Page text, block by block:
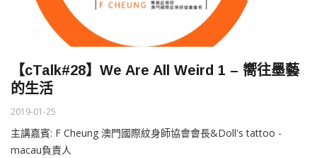
【cTalk#28】We Are All Weird 1 – 嚮往墨藝
的生活
2019-01-25
主講嘉賓: F Cheung 澳門國際紋身師協會會長&Doll's tattoo -
macau負責人